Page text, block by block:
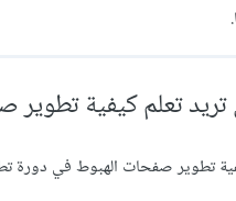
تعلم كيفية تطوير
تطوير صفحات الهبوط في دورة